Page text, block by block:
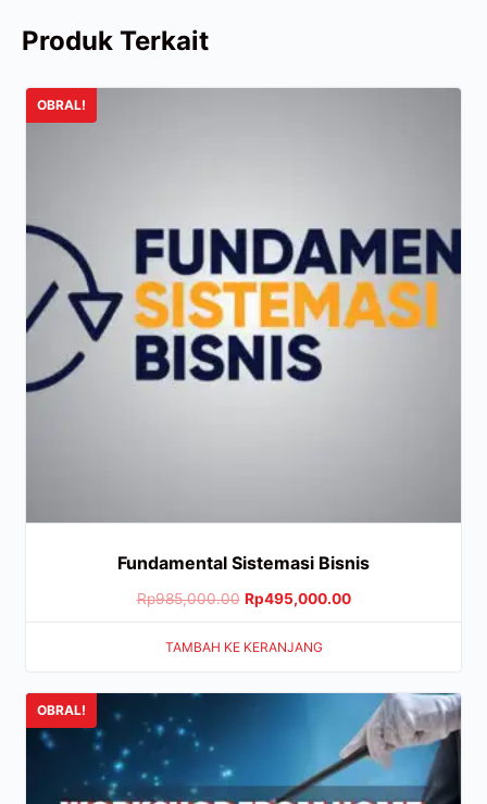
Produk Terkait
OBRAL!
Fundamental Sistemasi Bisnis
Rp985,000.00 Rp495,000.00
TAMBAH KE KERANJANG
OBRAL!